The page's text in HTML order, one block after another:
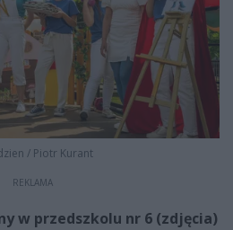
/ Piotr Kurant
REKLAMA
w przedszkolu nr 6 (zdjęcia)